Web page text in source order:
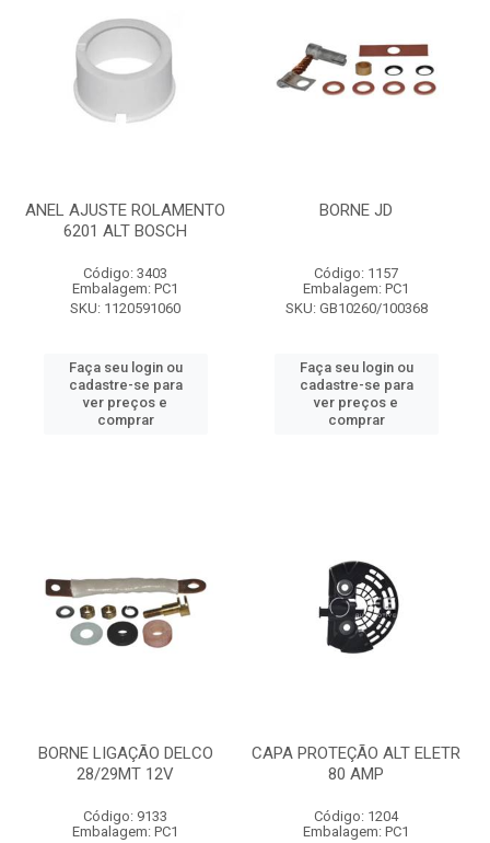
ANEL AJUSTE ROLAMENTO
6201 ALT BOSCH
Código: 3403
Embalagem: PC1
SKU: 1120591060
Faça seu login ou
cadastre-se para
ver preços e
comprar
BORNE JD
Código: 1157
Embalagem: PC1
SKU: GB10260/100368
Faça seu login ou
cadastre-se para
ver preços e
comprar
BORNE LIGAÇÃO DELCO
28/29MT 12V
Código: 9133
Embalagem: PC1
CAPA PROTEÇÃO ALT ELETR
80 AMP
Código: 1204
Embalagem: PC1